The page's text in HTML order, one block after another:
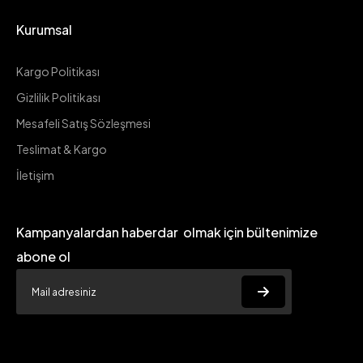
Kurumsal
Kargo Politikası
Gizlilik Politikası
Mesafeli Satış Sözleşmesi
Teslimat & Kargo
İletişim
Kampanyalardan haberdar olmak için bültenimize
abone ol